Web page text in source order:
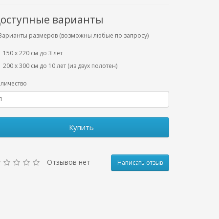
варианты
размеров (возможны любые по запросу)
150 х 220 см до 3 лет
200 х 300 см до 10 лет (из двух полотен)
Купить
Отзывов нет Написать отзыв